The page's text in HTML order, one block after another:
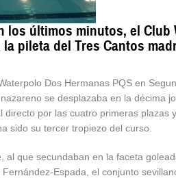
últimos minutos, el Club
la pileta del Tres Cantos
Dos Hermanas PQS en
se desplazaba en la décima
por las cuatro primeras plazas
sido su tercer tropiezo del curso.
al que secundaban en la faceta
Espada, el conjunto